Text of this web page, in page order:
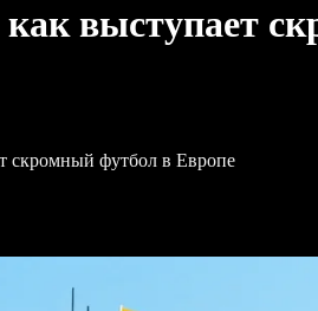
выступает
скромный футбол в Европе